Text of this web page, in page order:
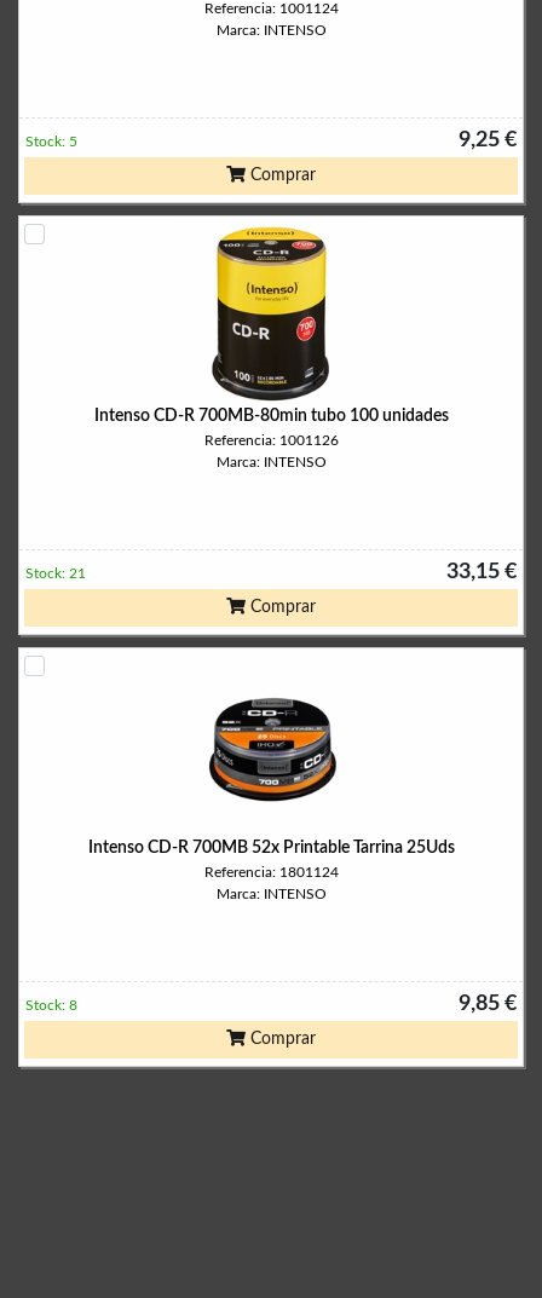
Referencia: 1001124
Marca: INTENSO
9,25 €
Stock: 5
Comprar
Intenso CD-R 700MB-80min tubo 100 unidades
Referencia: 1001126
Marca: INTENSO
33,15 €
Stock: 21
Comprar
Intenso CD-R 700MB 52x Printable Tarrina 25Uds
Referencia: 1801124
Marca: INTENSO
9,85 €
Stock: 8
Comprar